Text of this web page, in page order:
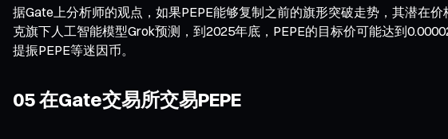
据Gate上分析师的观点，如果PEPE能够复制之前的旗形突破走势，其潜在
克旗下人工智能模型Grok预测，到2025年底，PEPE的目标价可能达到
提振PEPE等迷因币。
05 在Gate交易所交易PEPE